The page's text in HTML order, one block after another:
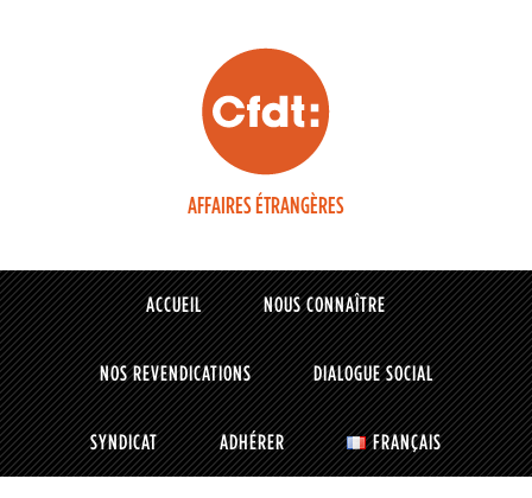
AFFAIRES ÉTRANGÈRES
ACCUEIL NOUS CONNAÎTRE
NOS REVENDICATIONS DIALOGUE SOCIAL
SYNDICAT ADHÉRER FRANÇAIS